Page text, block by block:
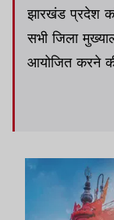
झारखंड प्रदेश
सभी जिला
आयोजित करने